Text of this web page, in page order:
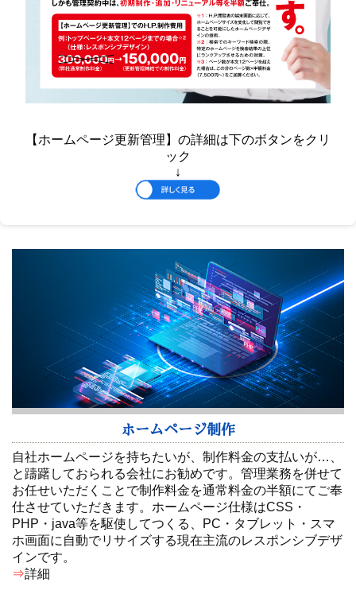
【ホームページ更新管理】の詳細は下のボタンをクリ
ック
↓
ホームページ制作
自社ホームページを持ちたいが、制作料金の支払いが…、
と躊躇しておられる会社にお勧めです。管理業務を併せて
お任せいただくことで制作料金を通常料金の半額にてご奉
仕させていただきます。ホームページ仕様はCSS・
PHP・java等を駆使してつくる、PC・タブレット・スマ
ホ画面に自動でリサイズする現在主流のレスポンシブデザ
インです。
⇒詳細